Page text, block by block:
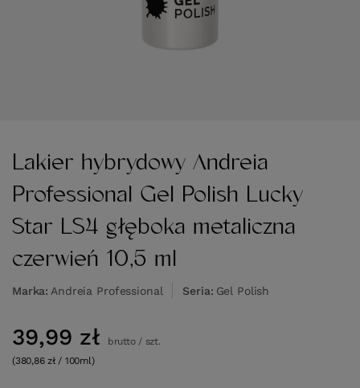
Lakier hybrydowy Andreia
Professional Gel Polish Lucky
Star LS4 głęboka metaliczna
czerwień 10,5 ml
Marka Andreia Professional Seria Gel Polish
39,99 zł brutto/ szt.
(380,86 zł / 100ml)